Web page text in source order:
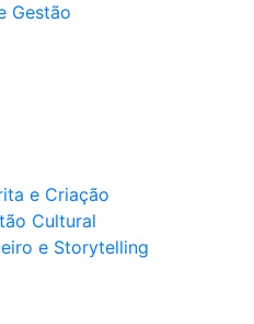
Gestão
e Criação
Cultural
e Storytelling